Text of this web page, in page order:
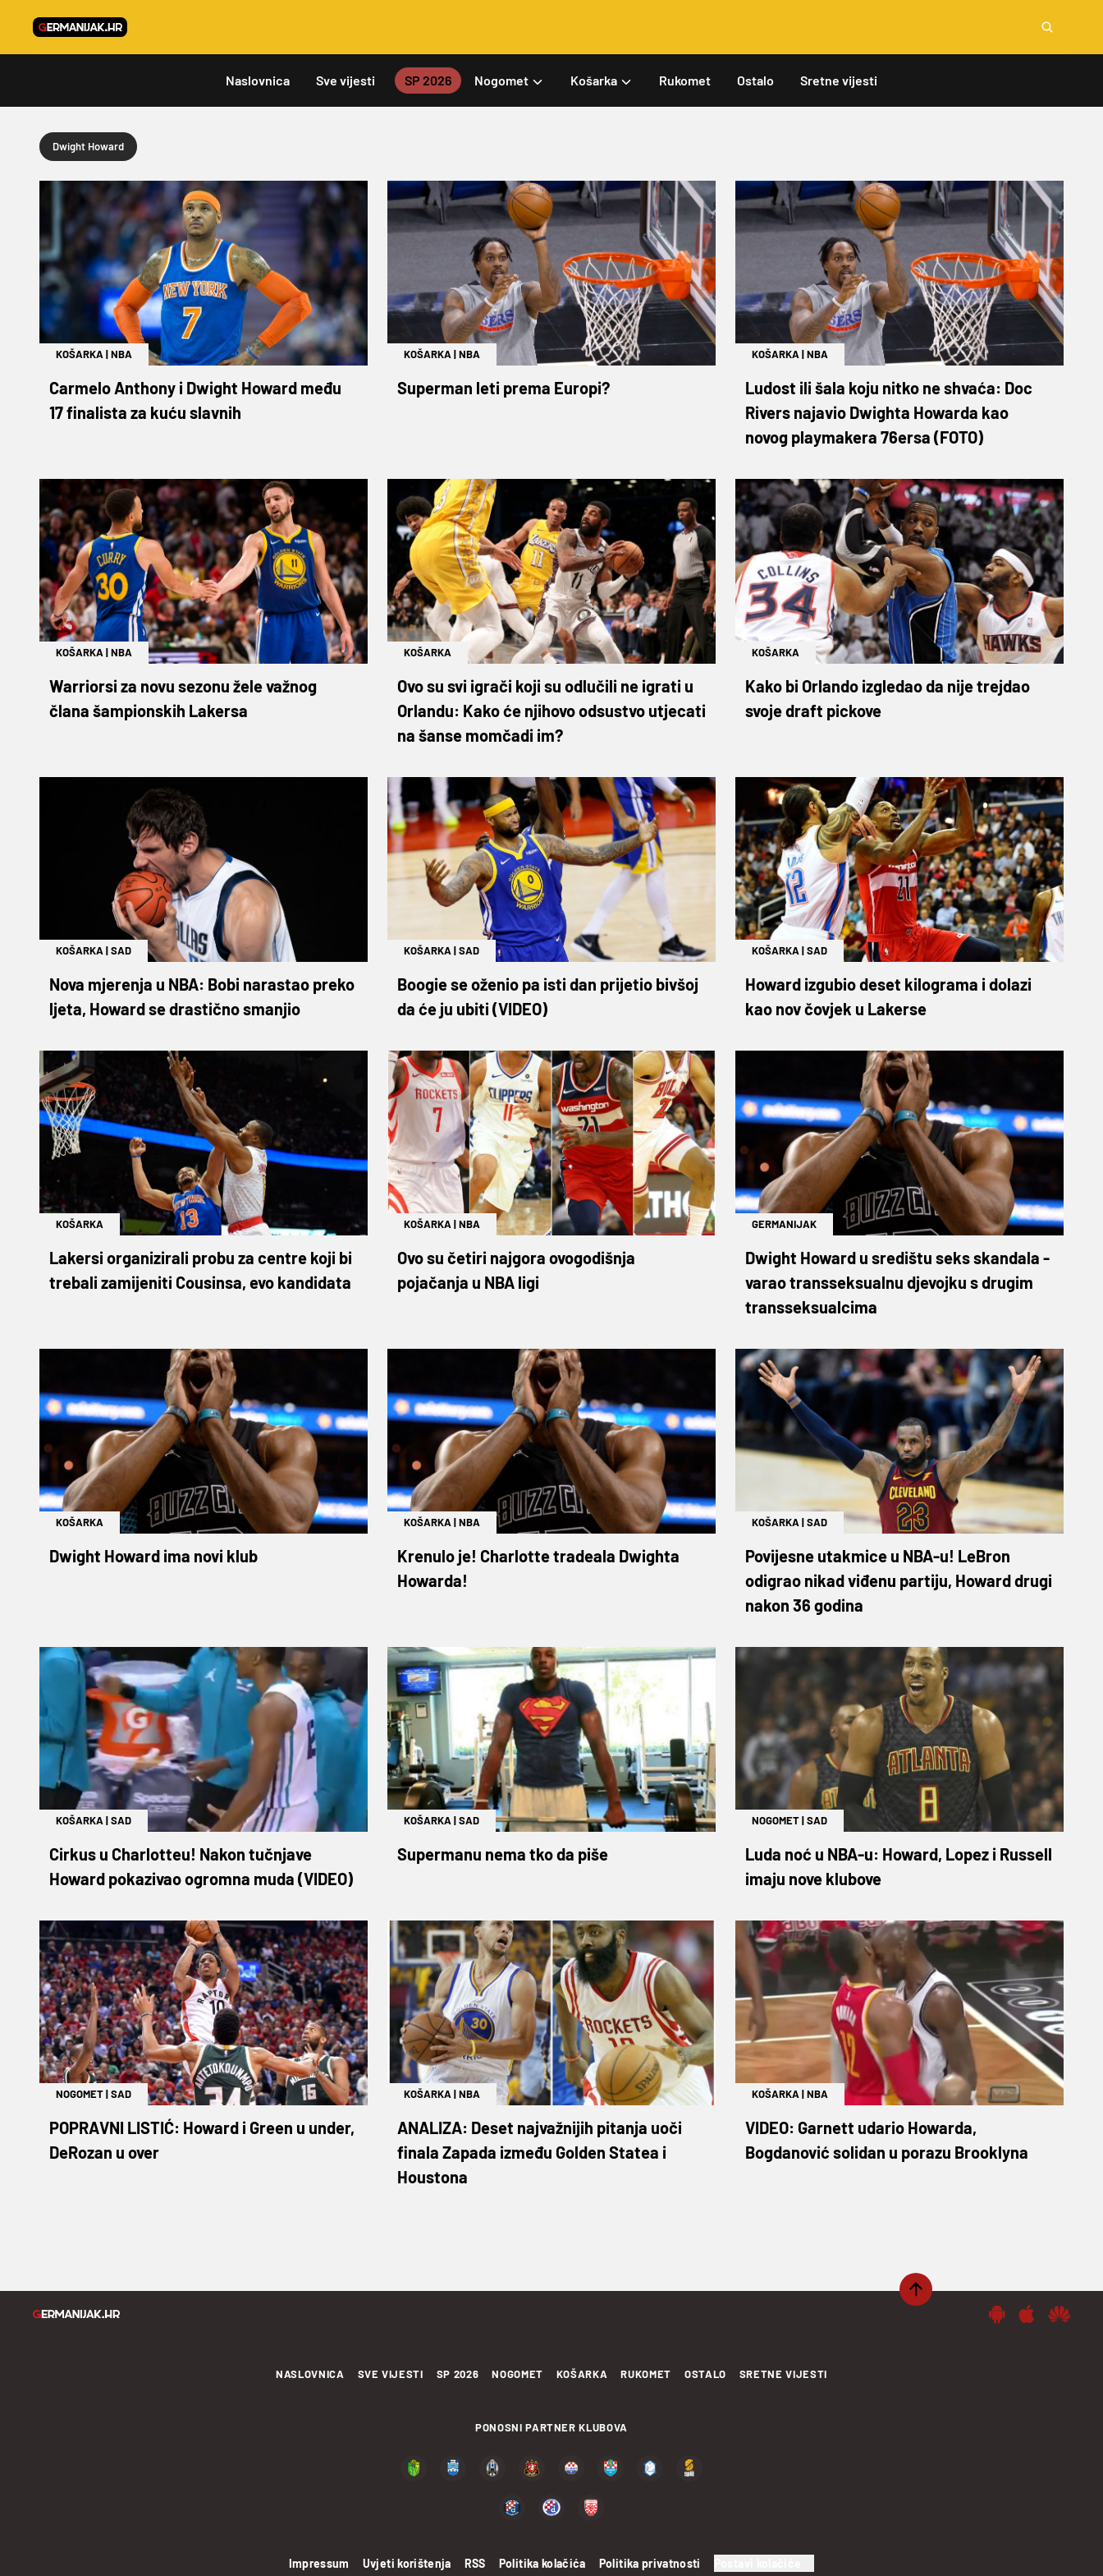
Naslovnica Sve vijesti SP 2026 Nogomet Košarka Rukomet Ostalo Sretne vijesti
Dwight Howard
KOŠARKA |NBA
Carmelo Anthony i Dwight Howard među
17 finalista za kuću slavnih
KOŠARKA |NBA
Superman leti prema Europi?
KOŠARKA |NBA
Ludost ili šala koju nitko ne shvaća: Doc
Rivers najavio Dwighta Howarda kao
novog playmakera 76ersa (FOTO)
KOŠARKA |NBA
Warriorsi za novu sezonu žele važnog
člana šampionskih Lakersa
KOŠARKA
Ovo su svi igrači koji su odlučili ne igrati u
Orlandu: Kako će njihovo odsustvo utjecati
na šanse momčadi im?
KOŠARKA
Kako bi Orlando izgledao da nije trejdao
svoje draft pickove
KOŠARKA |SAD
Nova mjerenja u NBA: Bobi narastao preko
ljeta, Howard se drastično smanjio
KOŠARKA |SAD
Boogie se oženio pa isti dan prijetio bivšoj
da će ju ubiti (VIDEO)
KOŠARKA |SAD
Howard izgubio deset kilograma i dolazi
kao nov čovjek u Lakerse
KOŠARKA
Lakersi organizirali probu za centre koji bi
trebali zamijeniti Cousinsa, evo kandidata
KOŠARKA |NBA
Ovo su četiri najgora ovogodišnja
pojačanja u NBA ligi
GERMANIJAK
Dwight Howard u središtu seks skandala -
varao transseksualnu djevojku s drugim
transseksualcima
KOŠARKA
Dwight Howard ima novi klub
KOŠARKA |NBA
Krenulo je! Charlotte tradeala Dwighta
Howarda!
KOŠARKA |SAD
Povijesne utakmice u NBA-u! LeBron
odigrao nikad viđenu partiju, Howard drugi
nakon 36 godina
KOŠARKA |SAD
Cirkus u Charlotteu! Nakon tučnjave
Howard pokazivao ogromna muda (VIDEO)
KOŠARKA |SAD
Supermanu nema tko da piše
NOGOMET|SAD
Luda noć u NBA-u: Howard, Lopez i Russell
imaju nove klubove
NOGOMET|SAD
POPRAVNI LISTIĆ: Howard i Green u under,
DeRozan u over
KOŠARKA |NBA
ANALIZA: Deset najvažnijih pitanja uoči
finala Zapada između Golden Statea i
Houstona
KOŠARKA |NBA
VIDEO: Garnett udario Howarda,
Bogdanović solidan u porazu Brooklyna
NASLOVNICA SVE VIJESTI SP 2026 NOGOMET KOŠARKA RUKOMET OSTALO SRETNE VIJESTI
PONOSNI PARTNER KLUBOVA
Impressum Uvjeti korištenja RSS Politika kolačića Politika privatnosti